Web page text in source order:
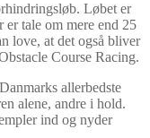
Løbet er
tale om mere end 25
love, at det også bliver
Course Racing.
allerbedste
alene, andre i hold.
ind og nyder